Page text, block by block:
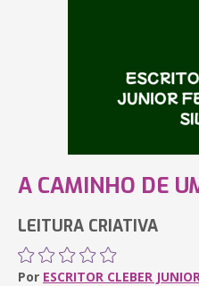
A CAMINHO DE
LEITURA CRIATIVA
Por ESCRITOR CLEBER